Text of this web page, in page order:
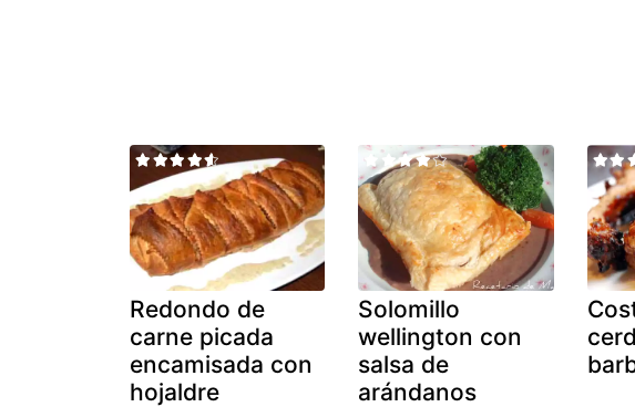
Redondo de
carne picada
encamisada con
hojaldre
Solomillo
wellington con
salsa de
arándanos